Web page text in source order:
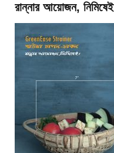
রান্নার আয়োজন, নিমিষেই